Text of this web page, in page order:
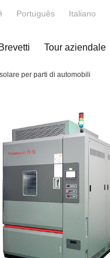
Português Italiano
Brevetti Tour aziendale
per parti di automobili